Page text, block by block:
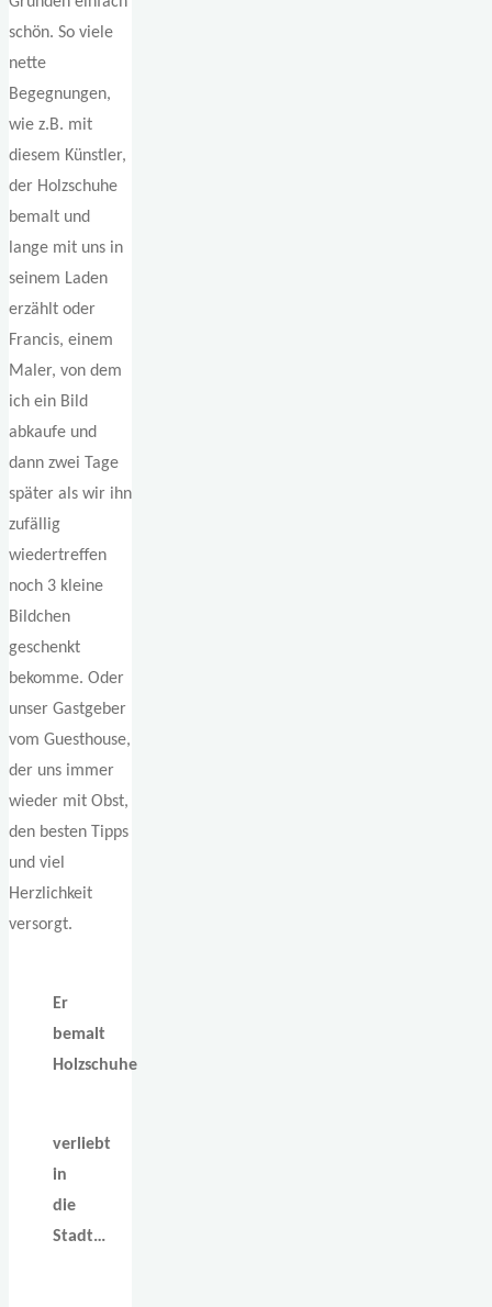
schön. So viele
nette
Begegnungen,
wie z.B. mit
diesem Künstler,
der Holzschuhe
bemalt und
lange mit uns in
seinem Laden
erzählt oder
Francis, einem
Maler, von dem
ich ein Bild
abkaufe und
dann zwei Tage
später als wir ihn
zufällig
wiedertreffen
noch 3 kleine
Bildchen
geschenkt
bekomme. Oder
unser Gastgeber
vom Guesthouse,
der uns immer
wieder mit Obst,
den besten Tipps
und viel
Herzlichkeit
versorgt.
Er
bemalt
Holzschuhe
verliebt
in
die
Stadt…